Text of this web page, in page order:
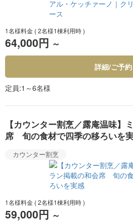
1名様料金 ( 2名様1棟利用時 )
64,000円 ～
詳細/ご予約
定員 1～6名様
【カウンター割烹／露庵温味】
席 旬の食材で四季の移ろいを
カウンター割烹
1名様料金 ( 2名様1棟利用時 )
59,000円 ～